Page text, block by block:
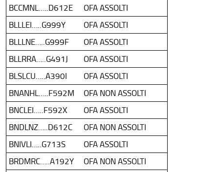
BCCMNL…..D612E
OFA ASSOLTI
BLLLEI…..G999Y
OFA ASSOLTI
BLLLNE…..G999F
OFA ASSOLTI
BLLRRA…..G491J
OFA ASSOLTI
BLSLCU…..A390I
OFA ASSOLTI
BNANHL…..F592M
OFA NON ASSOLTI
BNCLEI…..F592X
OFA ASSOLTI
BNDLNZ…..D612C
OFA NON ASSOLTI
BNIVLI…..G713S
OFA ASSOLTI
BRDMRC…..A192Y
OFA NON ASSOLTI